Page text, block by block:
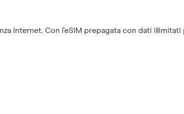
Internet. Con l’eSIM prepagata con dati